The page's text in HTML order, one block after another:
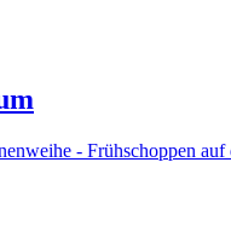
- Frühschoppen